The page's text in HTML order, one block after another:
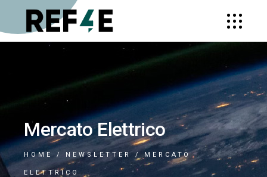
Mercato Elettrico
HOME NEWSLETTER MERCATO
ELETTRICO